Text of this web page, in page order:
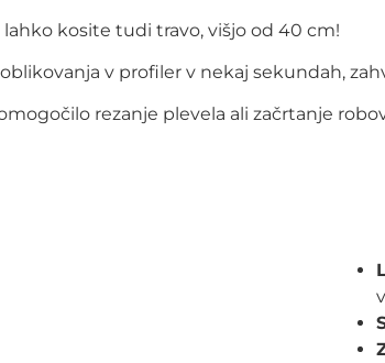
kosite tudi travo, višjo od 40 cm!
v profiler v nekaj sekundah,
rezanje plevela ali začrtanje